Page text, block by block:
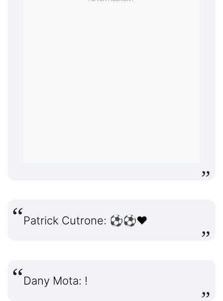
Patrick Cutrone: ⚽️⚽️❤️
Dany Mota: !